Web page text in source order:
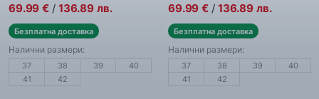
69.99 € / 136.89 лв.
Безплатна доставка
Налични размери:
37 38 39
40
41
42
69.99 € / 136.89 лв.
Безплатна доставка
Налични размери:
37 38 39
40
41
42